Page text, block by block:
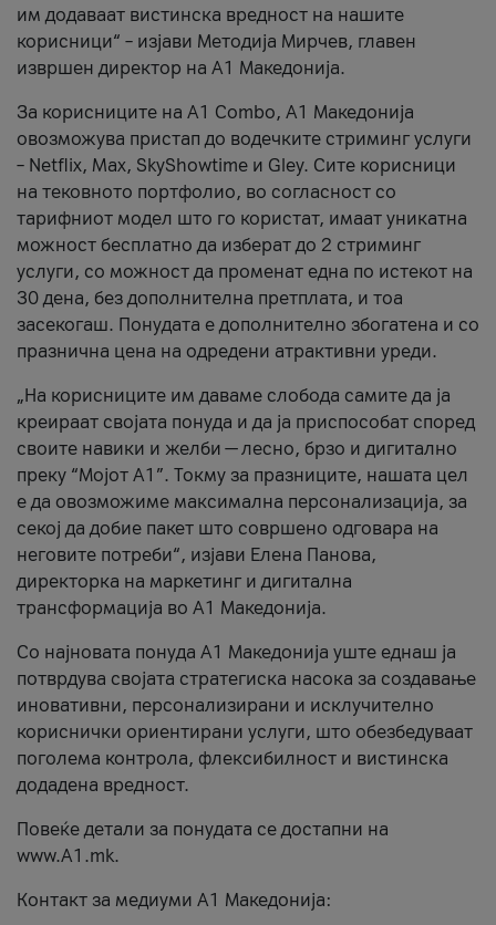
им додаваат вистинска вредност на нашите
корисници“ – изјави Методија Мирчев, главен
извршен директор на А1 Македонија.
За корисниците на A1 Combo, А1 Македонија
овозможува пристап до водечките стриминг услуги
– Netflix, Max, SkyShowtime и Gley. Сите корисници
на тековното портфолио, во согласност со
тарифниот модел што го користат, имаат уникатна
можност бесплатно да изберат до 2 стриминг
услуги, со можност да променат една по истекот на
30 дена, без дополнителна претплата, и тоа
засекогаш. Понудата е дополнително збогатена и со
празнична цена на одредени атрактивни уреди.
„На корисниците им даваме слобода самите да ја
креираат својата понуда и да ја приспособат според
своите навики и желби — лесно, брзо и дигитално
преку “Мојот А1”. Токму за празниците, нашата цел
е да овозможиме максимална персонализација, за
секој да добие пакет што совршено одговара на
неговите потреби“, изјави Елена Панова,
директорка на маркетинг и дигитална
трансформација во А1 Македонија.
Со најновата понуда А1 Македонија уште еднаш ја
потврдува својата стратегиска насока за создавање
иновативни, персонализирани и исклучително
кориснички ориентирани услуги, што обезбедуваат
поголема контрола, флексибилност и вистинска
додадена вредност.
Повеќе детали за понудата се достапни на
www.А1.mk.
Контакт за медиуми А1 Македонија: